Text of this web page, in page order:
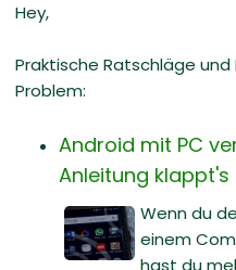
Hey,
Praktische Ratschläge
Problem:
Android mit PC
Anleitung klappt's
Wenn du
einem
hast du